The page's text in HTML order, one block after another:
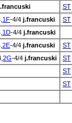
ST
1F-4/4 j.francuski ST
1D-4/4 j.francuski
2E-4/4 j.francuski ST
2G-4/4 j.francuski ST
ST
ST